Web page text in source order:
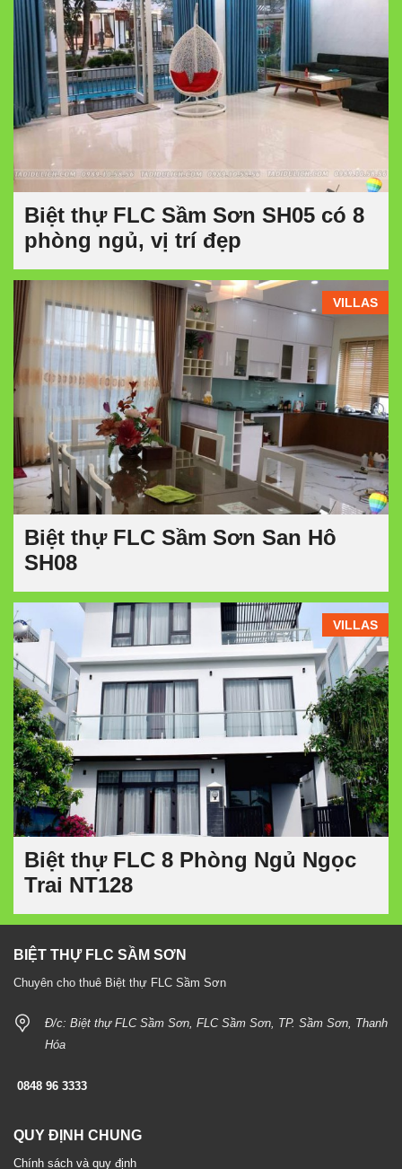
Biệt thự FLC Sầm Sơn SH05 có 8
phòng ngủ, vị trí đẹp
VILLAS
Biệt thự FLC Sầm Sơn San Hô
SH08
VILLAS
Biệt thự FLC 8 Phòng Ngủ Ngọc
Trai NT128
BIỆT THỰ FLC SẦM SƠN
Chuyên cho thuê Biệt thự FLC Sầm Sơn
Đ/c: Biệt thự FLC Sầm Sơn, FLC Sầm Sơn, TP. Sầm Sơn, Thanh
Hóa
0848 96 3333
QUY ĐỊNH CHUNG
Chính sách và quy định